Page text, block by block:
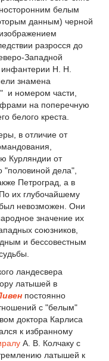
белым
данным) черной
разросся до
Западной
инфантерии Н. Н.
знамена
и номером части,
на поперечную
белого креста.
в отличие от
Курляндии от
"половиной дела",
Петроград, а в
их глубочайшему
невозможен. Они
значение их
союзников,
и бессовестным
ландесвера
латышей в
постоянно
с "белым"
доктора Карлиса
к избранному
А. В. Колчаку с
латышей к